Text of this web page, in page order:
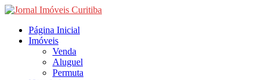
Página Inicial
Imóveis
Venda
Aluguel
Permuta